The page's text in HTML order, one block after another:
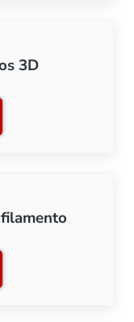
3D
Repositorios 3D
Laminado con